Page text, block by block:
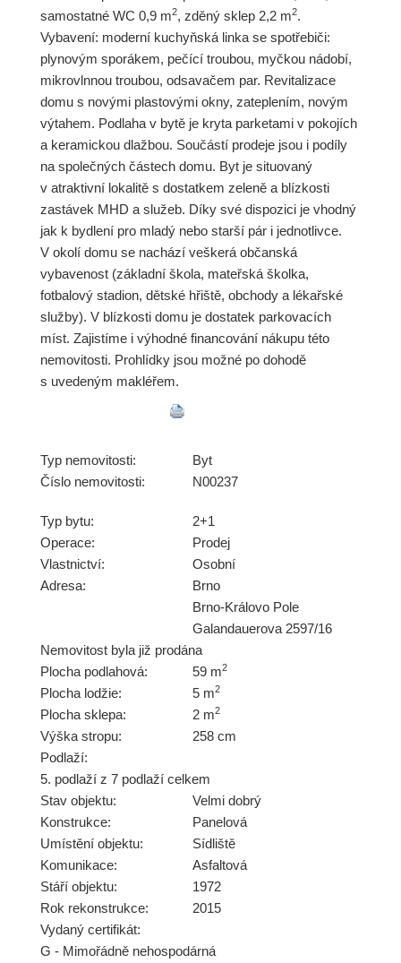
samostatné WC 0,9 m2, zděný sklep 2,2 m2.
Vybavení: moderní kuchyňská linka se spotřebiči:
plynovým sporákem, pečící troubou, myčkou nádobí,
mikrovlnnou troubou, odsavačem par. Revitalizace
domu s novými plastovými okny, zateplením, novým
výtahem. Podlaha v bytě je kryta parketami v pokojích
a keramickou dlažbou. Součástí prodeje jsou i podíly
na společných částech domu. Byt je situovaný
v atraktivní lokalitě s dostatkem zeleně a blízkosti
zastávek MHD a služeb. Díky své dispozici je vhodný
jak k bydlení pro mladý nebo starší pár i jednotlivce.
V okolí domu se nachází veškerá občanská
vybavenost (základní škola, mateřská školka,
fotbalový stadion, dětské hřiště, obchody a lékařské
služby). V blízkosti domu je dostatek parkovacích
míst. Zajistíme i výhodné financování nákupu této
nemovitosti. Prohlídky jsou možné po dohodě
s uvedeným makléřem.
Typ nemovitosti:
Byt
Číslo nemovitosti:
N00237
Typ bytu:
2+1
Operace:
Prodej
Vlastnictví:
Osobní
Adresa:
Brno
Brno-Královo Pole
Galandauerova 2597/16
Nemovitost byla již prodána
Plocha podlahová:
59 m2
Plocha lodžie: 5 m2
Plocha sklepa: 2 m2
Výška stropu:
258 cm
Podlaží:
5. podlaží z 7 podlaží celkem
Stav objektu:
Velmi dobrý
Konstrukce:
Panelová
Umístění objektu:
Sídliště
Komunikace:
Asfaltová
Stáří objektu:
1972
Rok rekonstrukce:
2015
Vydaný certifikát:
G - Mimořádně nehospodárná